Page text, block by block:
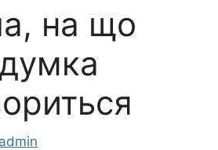
на що
admin